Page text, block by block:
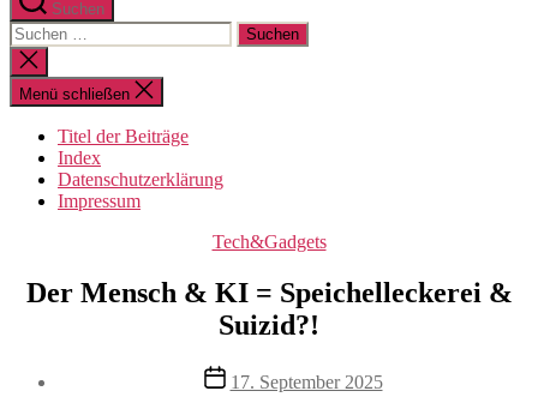
Suchen
Suchen
nach:
Suche
schließen
Menü schließen
Titel der Beiträge
Index
Datenschutzerklärung
Impressum
Kategorien
Tech&Gadgets
Der Mensch & KI = Speichelleckerei &
Suizid?!
Veröffentlichungsdatum
17. September 2025